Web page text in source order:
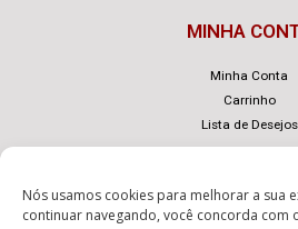
Nós usamos cookies para melhorar a sua
continuar navegando, você concorda com
MINHA
Minha Conta
Carrinho
Lista de Desejos